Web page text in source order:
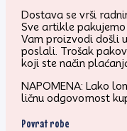
Dostava se vrši
Sve artikle
Vam proizvodi došli
poslali. Trošak
koji ste način
NAPOMENA: Lako
ličnu odgovornost
Povrat robe